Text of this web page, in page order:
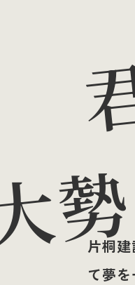
片桐
て夢